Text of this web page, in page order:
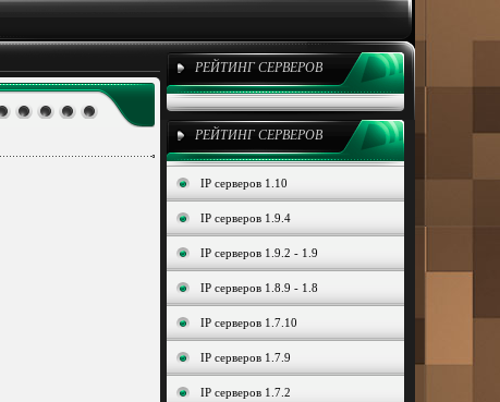
РЕЙТИНГ СЕРВЕРОВ
РЕЙТИНГ СЕРВЕРОВ
IP серверов 1.10
IP серверов 1.9.4
IP серверов 1.9.2 - 1.9
IP серверов 1.8.9 - 1.8
IP серверов 1.7.10
IP серверов 1.7.9
IP серверов 1.7.2